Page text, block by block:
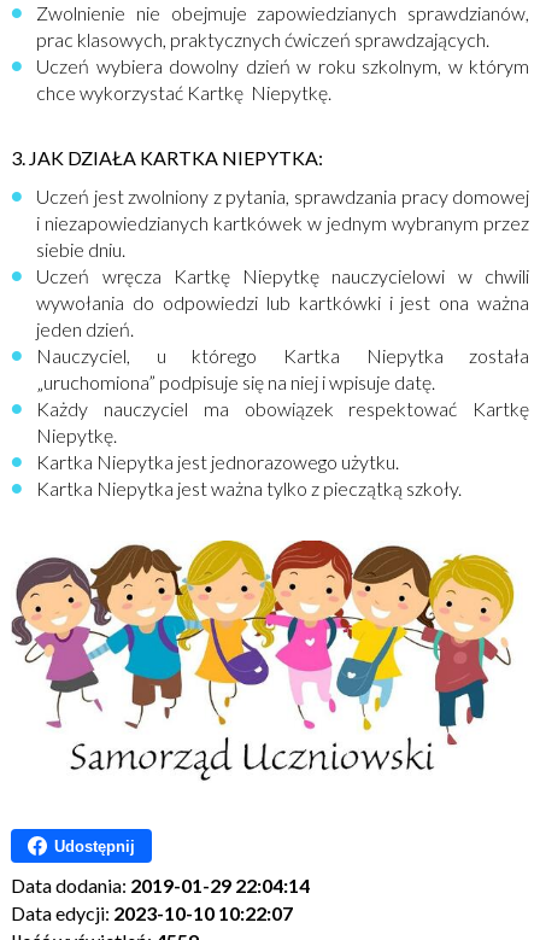
Zwolnienie nie obejmuje zapowiedzianych sprawdzianów,
prac klasowych, praktycznych ćwiczeń sprawdzających.
Uczeń wybiera dowolny dzień w roku szkolnym, w którym
chce wykorzystać Kartkę Niepytkę.
3. JAK DZIAŁA KARTKA NIEPYTKA:
Uczeń jest zwolniony z pytania, sprawdzania pracy domowej
i niezapowiedzianych kartkówek w jednym wybranym przez
siebie dniu.
Uczeń wręcza Kartkę Niepytkę nauczycielowi w chwili
wywołania do odpowiedzi lub kartkówki i jest ona ważna
jeden dzień.
Nauczyciel, u którego Kartka Niepytka została
„uruchomiona” podpisuje się na niej i wpisuje datę.
Każdy nauczyciel ma obowiązek respektować Kartkę
Niepytkę.
Kartka Niepytka jest jednorazowego użytku.
Kartka Niepytka jest ważna tylko z pieczątką szkoły.
Udostępnij
Data dodania: 2019-01-29 22:04:14
Data edycji: 2023-10-10 10:22:07